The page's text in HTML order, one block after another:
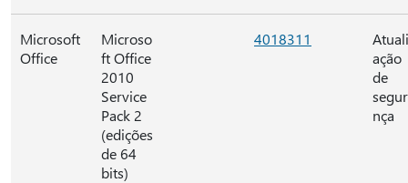
Microsoft
Office
Microso
ft Office
2010
Service
Pack 2
(edições
de 64
bits)
4018311
ação
de
nça